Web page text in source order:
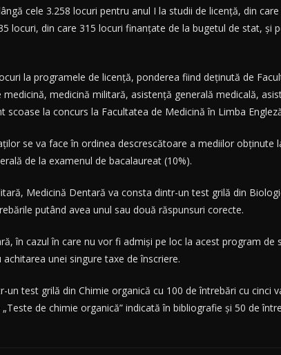
cele 3.258 locuri pentru anul I la studii de licenţă, din
locuri, din care 315 locuri finanţate de la bugetul de stat, şi
la programele de licenţă, ponderea fiind deţinută de
medicină militară, asistenţă generală medicală,
la concurs la Facultatea de Medicină în Limba
se va face în ordinea descrescătoare a mediilor
de la examenul de bacalaureat (10%).
Medicină Dentară va consta dintr-un test grilă din
putând avea unul sau două răspunsuri corecte.
în cazul în care nu vor fi admişi pe loc la acest program
unei singure taxe de înscriere.
test grilă din Chimie organică cu 100 de întrebări cu cinci
de chimie organică” indicată în bibliografie şi 50 de